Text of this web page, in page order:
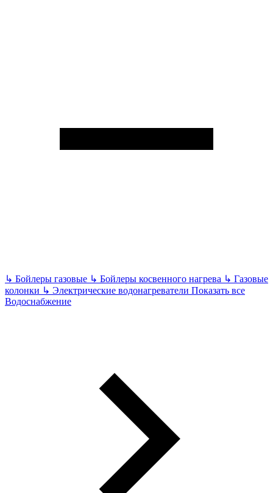
↳ Бойлеры газовые ↳ Бойлеры косвенного нагрева ↳ Газовые
колонки ↳ Электрические водонагреватели Показать все
Водоснабжение